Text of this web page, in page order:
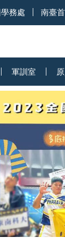
務處 南臺
軍訓室